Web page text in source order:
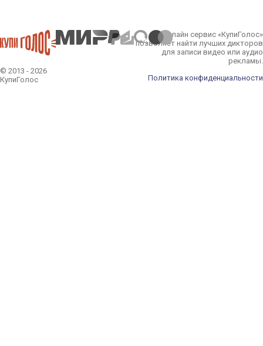
© 2013 - 2026
КупиГолос
Онлайн сервис «КупиГолос»
позволяет найти лучших дикторов
для записи видео или аудио
рекламы.
Политика конфиденциальности